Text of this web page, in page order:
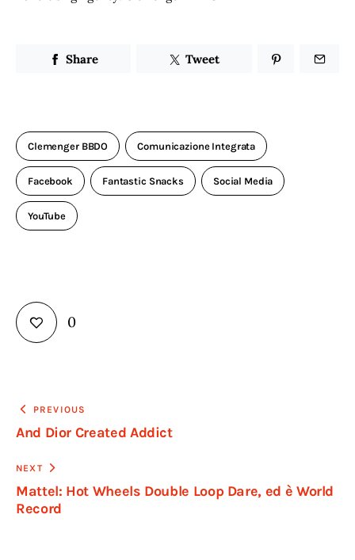
Share Tweet
Clemenger BBDO Comunicazione Integrata
Facebook Fantastic Snacks Social Media
YouTube
0
Navigazione
articoli
PREVIOUS
And Dior Created Addict
NEXT
Mattel: Hot Wheels Double Loop Dare, ed è World
Record